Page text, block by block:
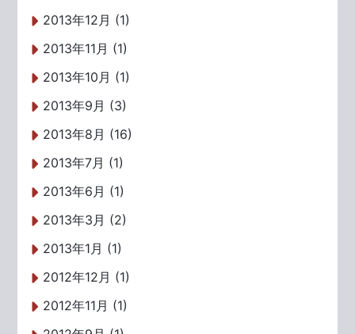
2013年12月 (1)
2013年11月 (1)
2013年10月 (1)
2013年9月 (3)
2013年8月 (16)
2013年7月 (1)
2013年6月 (1)
2013年3月 (2)
2013年1月 (1)
2012年12月 (1)
2012年11月 (1)